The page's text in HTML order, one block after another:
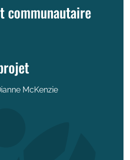
communautaire
McKenzie